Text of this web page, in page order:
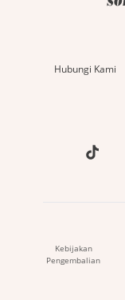
Hubungi Kami
Kebijakan
Pengembalian